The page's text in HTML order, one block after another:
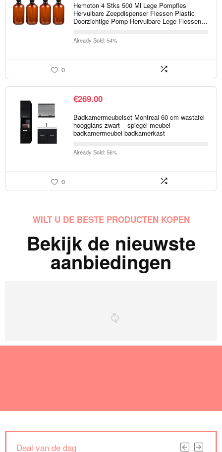
Hemoton 4 Stks 500 Ml Lege Pompfles
Hervulbare Zeepdispenser Flessen Plastic
Doorzichtige Pomp Hervulbare Lege Flessen…
Already Sold: 54%
0
€269.00
Badkamermeubelset Montreal 60 cm wastafel
hoogglans zwart – spiegel meubel
badkamermeubel badkamerkast
Already Sold: 56%
0
WILT U DE BESTE PRODUCTEN KOPEN
Bekijk de nieuwste
aanbiedingen
Deal van de dag